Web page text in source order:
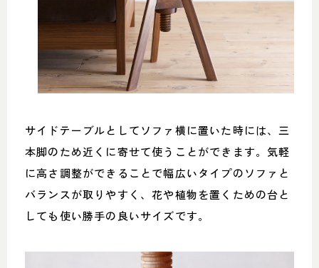
サイドテーブルとしてソファ横に置いた時には、三
本脚のため近くに寄せて使うことができます。気軽
に高さ調整ができることで幅広いタイプのソファと
バランスが取りやすく、花や植物を置くための台と
しても使い勝手の良いサイズです。